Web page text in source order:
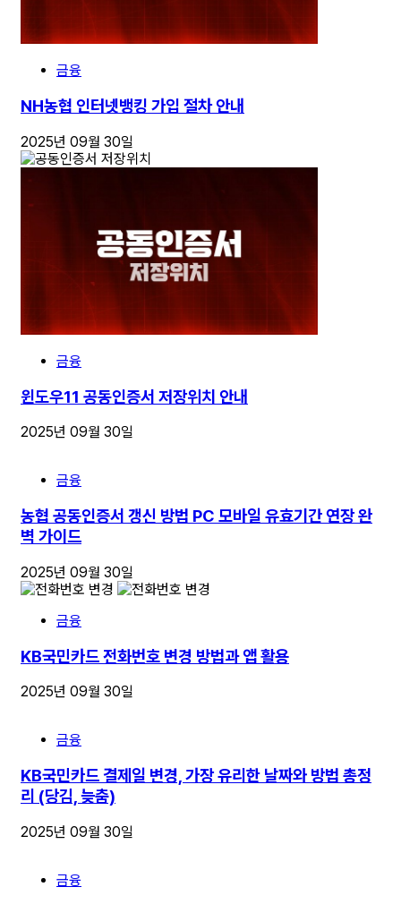
금융
NH농협 인터넷뱅킹 가입 절차 안내
2025년 09월 30일
금융
윈도우11 공동인증서 저장위치 안내
2025년 09월 30일
금융
농협 공동인증서 갱신 방법 PC 모바일 유효기간 연장 완
벽 가이드
2025년 09월 30일
금융
KB국민카드 전화번호 변경 방법과 앱 활용
2025년 09월 30일
금융
KB국민카드 결제일 변경, 가장 유리한 날짜와 방법 총정
리 (당김, 늦춤)
2025년 09월 30일
금융